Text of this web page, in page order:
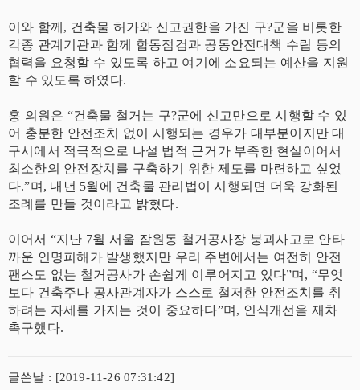
이와 함께, 건축물 허가와 신고권한을 가진 구?군을 비롯한
각종 관계기관과 함께 합동점검과 공동안전대책 수립 등의
협력을 요청할 수 있도록 하고 여기에 소요되는 예산을 지원
할 수 있도록 하였다.
홍 의원은 “건축물 철거는 구?군에 신고만으로 시행할 수 있
어 충분한 안전조치 없이 시행되는 경우가 대부분이지만 대
구시에서 적극적으로 나설 법적 근거가 부족한 현실이어서
최소한의 안전장치를 구축하기 위한 제도를 마련하고 싶었
다.”며, 내년 5월에 건축물 관리법이 시행되면 더욱 강화된
조례를 만들 것이라고 밝혔다.
이어서 “지난 7월 서울 잠원동 철거공사장 붕괴사고로 안타
까운 인명피해가 발생했지만 우리 주변에서는 여전히 안전
팬스도 없는 철거공사가 손쉽게 이루어지고 있다”며, “무엇
보다 건축주나 공사관계자가 스스로 철저한 안전조치를 취
하려는 자세를 가지는 것이 중요하다”며, 인식개선을 재차
촉구했다.
글쓴날 : [2019-11-26 07:31:42]